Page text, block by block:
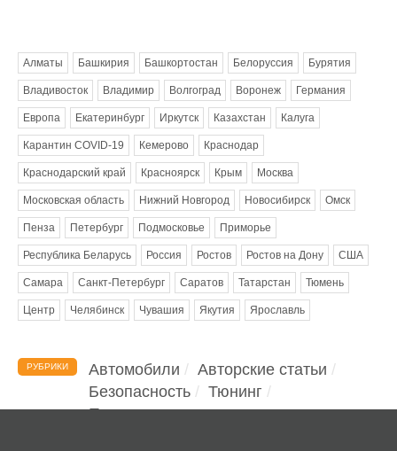
Алматы Башкирия Башкортостан Белоруссия Бурятия
Владивосток Владимир Волгоград Воронеж Германия
Европа Екатеринбург Иркутск Казахстан Калуга
Карантин COVID-19 Кемерово Краснодар
Краснодарский край Красноярск Крым Москва
Московская область Нижний Новгород Новосибирск Омск
Пенза Петербург Подмосковье Приморье
Республика Беларусь Россия Ростов Ростов на Дону США
Самара Санкт-Петербург Саратов Татарстан Тюмень
Центр Челябинск Чувашия Якутия Ярославль
РУБРИКИ Автомобили
Авторские статьи
Безопасность
Тюнинг
Помощь водителю